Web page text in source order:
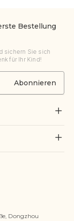
Bestellung
sichern Sie sich
für Ihr Kind!
Abonnieren
Dongzhou